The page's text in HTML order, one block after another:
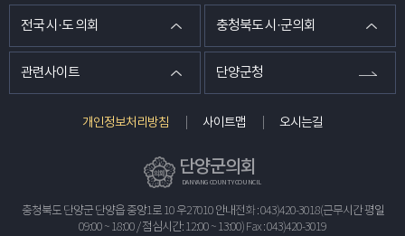
전국 시·도 의회 충청북도 시·군의회
관련사이트 단양군청
개인정보처리방침 사이트맵 오시는길
단양군의회
DANYANG COUNTY COUNCIL
충청북도 단양군 단양읍 중앙1로 10 우27010 안내전화 : 043)420-3018(근무시간 평일
09:00 ~ 18:00 / 점심시간: 12:00 ~ 13:00) Fax : 043)420-3019